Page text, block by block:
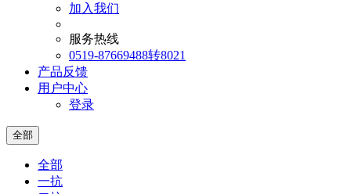
加入我们
服务热线
0519-87669488转8021
产品反馈
用户中心
登录
全部
全部
一抗